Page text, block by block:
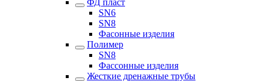
ФД пласт
SN6
SN8
Фасонные изделия
Полимер
SN8
Фассонные изделия
Жесткие дренажные трубы